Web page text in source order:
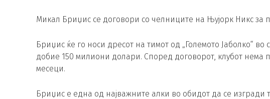
Микал Бриџис се договори со челниците на Њујорк Никс за
Бриџис ќе го носи дресот на тимот од „Големото Јаболко“
добие 150 милиони долари. Според договорот, клубот нема
месеци.
Бриџис е една од најважните алки во обидот да се изгради